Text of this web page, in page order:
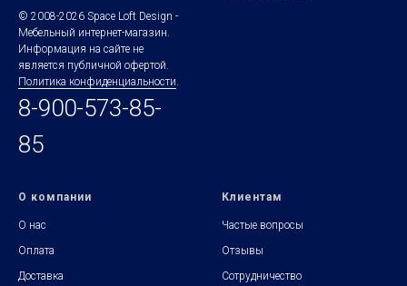
© 2008-2026 Space Loft Design -
Мебельный интернет-магазин.
Информация на сайте не
является публичной офертой.
Политика конфиденциальности
8-900-573-85-
85
О компании
О нас
Оплата
Доставка
Клиентам
Частые вопросы
Отзывы
Сотрудничество